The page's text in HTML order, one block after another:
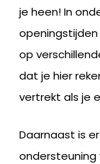
je heen! In
op
dat je hier
vertrekt als je
Daarnaast is
ondersteuning